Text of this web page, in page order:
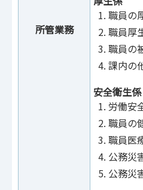
所管業務
職員の
職員厚
職員の
課内の
安全衛生係
労働安
職員の
職員医
公務災
公務災